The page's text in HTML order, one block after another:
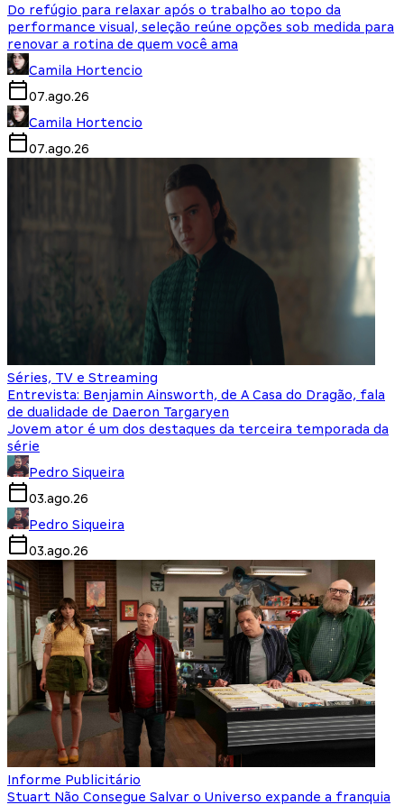
Do refúgio para relaxar após o trabalho ao topo da
performance visual, seleção reúne opções sob medida para
renovar a rotina de quem você ama
Camila Hortencio
07.ago.26
Camila Hortencio
07.ago.26
Séries, TV e Streaming
Entrevista: Benjamin Ainsworth, de A Casa do Dragão, fala
de dualidade de Daeron Targaryen
Jovem ator é um dos destaques da terceira temporada da
série
Pedro Siqueira
03.ago.26
Pedro Siqueira
03.ago.26
Informe Publicitário
Stuart Não Consegue Salvar o Universo expande a franquia